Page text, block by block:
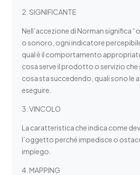
2. SIGNIFICANTE
Nell’accezione di Norman significa
o sonoro, ogni indicatore
qual è il comportamento
cosa serve il prodotto o servizio che
cosa sta succedendo, quali sono le
eseguire.
3. VINCOLO
La caratteristica che indica come
l’oggetto perché impedisce o
impiego.
4. MAPPING